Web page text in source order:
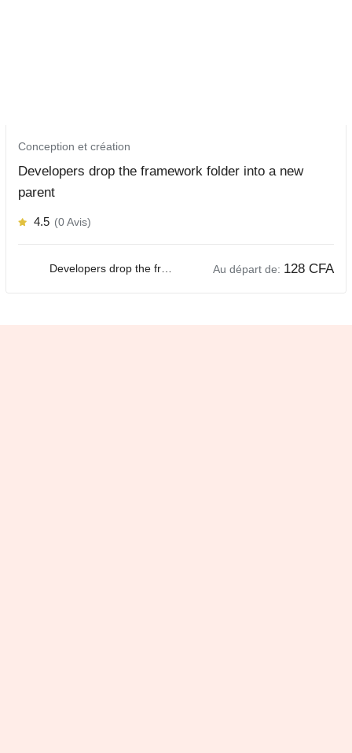
Conception et création
Developers drop the framework folder into a new
parent
4.5 (0 Avis)
Developers drop the framework folder into a new parent Au départ de: 128 CFA